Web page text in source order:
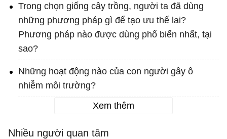
Trong chọn giống cây trồng, người ta đã dùng
những phương pháp gì để tạo ưu thế lai?
Phương pháp nào được dùng phổ biến nhất, tại
sao?
Những hoạt động nào của con người gây ô
nhiễm môi trường?
Xem thêm
Nhiều người quan tâm